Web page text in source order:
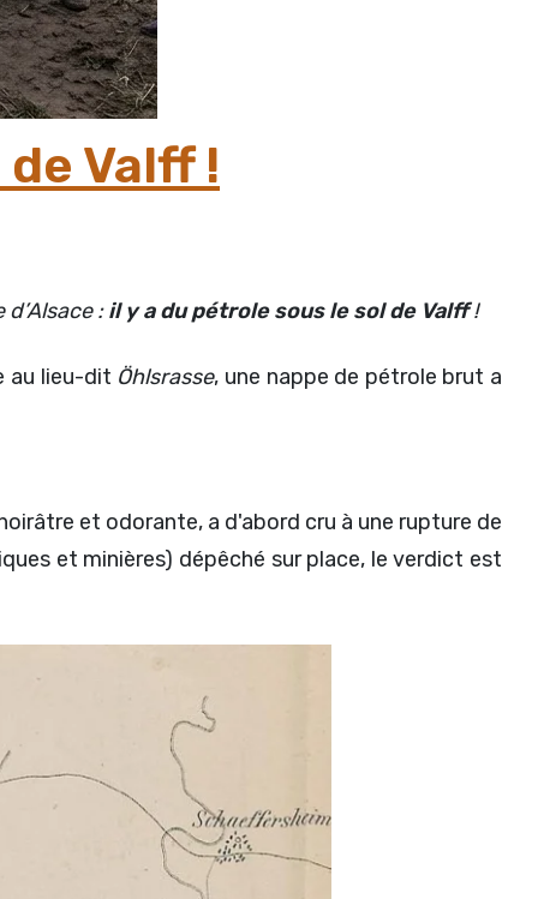
Valff !
:il y a du pétrole sous le sol de Valff!
au lieu-dit Öhlsrasse, une nappe de pétrole brut a
et odorante, a d'abord cru à une rupture de
et minières) dépêché sur place, le verdict est